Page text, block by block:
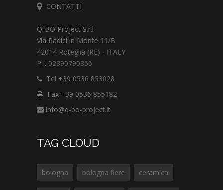
CONTATTI
Q-BO Project S.r.l
Via Radici in Monte 11/B
42014 Roteglia (RE) - ITALY
P.I. 02390790356
Tel +39 0536 853028
Fax +39 0536 855182
info@q-bo-project.it
TAG CLOUD
bologna bologna fiere ceramica